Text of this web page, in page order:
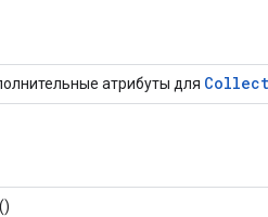
атрибуты для
()